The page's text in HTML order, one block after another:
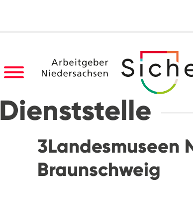
3Landesmuseen
Braunschweig